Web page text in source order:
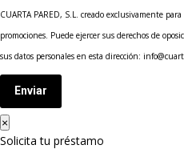
CUARTA PARED, S.L. creado exclusivamente
promociones. Puede ejercer sus derechos de
sus datos personales en esta dirección:
Enviar
×
Solicita tu préstamo